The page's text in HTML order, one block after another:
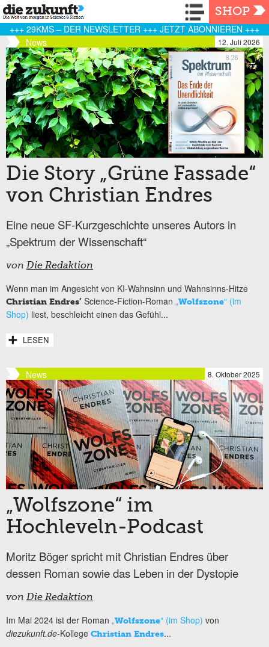
Navigation
SHOP
+++ 29KMS – DER NEWSLETTER +++ JETZT ABONNIEREN +++
News
12. Juli 2026
Die Story „Grüne Fassade“
von Christian Endres
Eine neue SF-Kurzgeschichte unseres Autors in
„Spektrum der Wissenschaft“
von Die Redaktion
Wenn man im Angesicht von KI-Wahnsinn und Wahnsinns-Hitze
Christian Endres’ Science-Fiction-Roman „Wolfszone“ (im
Shop) liest, beschleicht einen das Gefühl...
LESEN
News 8. Oktober 2025
„Wolfszone“ im
Hochleveln-Podcast
Moritz Böger spricht mit Christian Endres über
dessen Roman sowie das Leben in der Dystopie
von Die Redaktion
Im Mai 2024 ist der Roman „Wolfszone“ (im Shop) von
diezukunft.de-Kollege Christian Endres...